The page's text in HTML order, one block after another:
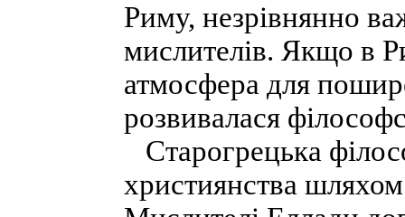
Риму, незрівнянно
мислителів. Якщо в
атмосфера для
розвивалася
Старогрецька
християнства